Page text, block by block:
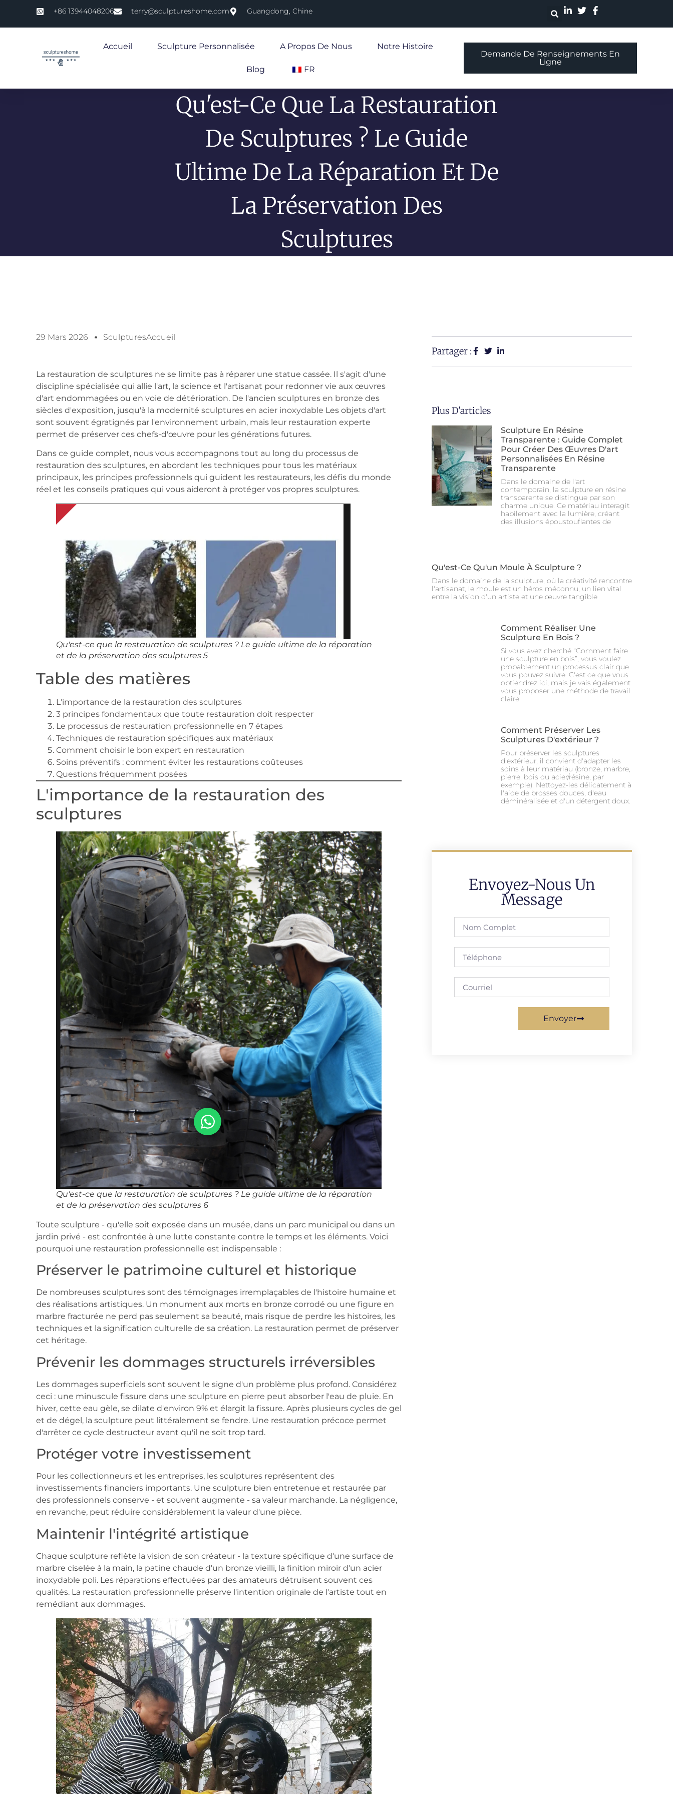
+86 13944048206 terry@sculptureshome.com Guangdong, Chine
Accueil Sculpture Personnalisée A Propos De Nous Notre Histoire
Blog FR
Demande De Renseignements En
Ligne
Qu'est-Ce Que La Restauration
De Sculptures ? Le Guide
Ultime De La Réparation Et De
La Préservation Des
Sculptures
29 Mars 2026 SculpturesAccueil
La restauration de sculptures ne se limite pas à réparer une statue cassée. Il s'agit d'une
discipline spécialisée qui allie l'art, la science et l'artisanat pour redonner vie aux œuvres
d'art endommagées ou en voie de détérioration. De l'ancien sculptures en bronze des
siècles d'exposition, jusqu'à la modernité sculptures en acier inoxydable Les objets d'art
sont souvent égratignés par l'environnement urbain, mais leur restauration experte
permet de préserver ces chefs-d'œuvre pour les générations futures.
Dans ce guide complet, nous vous accompagnons tout au long du processus de
restauration des sculptures, en abordant les techniques pour tous les matériaux
principaux, les principes professionnels qui guident les restaurateurs, les défis du monde
réel et les conseils pratiques qui vous aideront à protéger vos propres sculptures.
Qu'est-ce que la restauration de sculptures ? Le guide ultime de la réparation
et de la préservation des sculptures 5
Table des matières
L'importance de la restauration des sculptures
3 principes fondamentaux que toute restauration doit respecter
Le processus de restauration professionnelle en 7 étapes
Techniques de restauration spécifiques aux matériaux
Comment choisir le bon expert en restauration
Soins préventifs : comment éviter les restaurations coûteuses
Questions fréquemment posées
L'importance de la restauration des
sculptures
Qu'est-ce que la restauration de sculptures ? Le guide ultime de la réparation
et de la préservation des sculptures 6
Toute sculpture - qu'elle soit exposée dans un musée, dans un parc municipal ou dans un
jardin privé - est confrontée à une lutte constante contre le temps et les éléments. Voici
pourquoi une restauration professionnelle est indispensable :
Préserver le patrimoine culturel et historique
De nombreuses sculptures sont des témoignages irremplaçables de l'histoire humaine et
des réalisations artistiques. Un monument aux morts en bronze corrodé ou une figure en
marbre fracturée ne perd pas seulement sa beauté, mais risque de perdre les histoires, les
techniques et la signification culturelle de sa création. La restauration permet de préserver
cet héritage.
Prévenir les dommages structurels irréversibles
Les dommages superficiels sont souvent le signe d'un problème plus profond. Considérez
ceci : une minuscule fissure dans une sculpture en pierre peut absorber l'eau de pluie. En
hiver, cette eau gèle, se dilate d'environ 9% et élargit la fissure. Après plusieurs cycles de gel
et de dégel, la sculpture peut littéralement se fendre. Une restauration précoce permet
d'arrêter ce cycle destructeur avant qu'il ne soit trop tard.
Protéger votre investissement
Pour les collectionneurs et les entreprises, les sculptures représentent des
investissements financiers importants. Une sculpture bien entretenue et restaurée par
des professionnels conserve - et souvent augmente - sa valeur marchande. La négligence,
en revanche, peut réduire considérablement la valeur d'une pièce.
Maintenir l'intégrité artistique
Chaque sculpture reflète la vision de son créateur - la texture spécifique d'une surface de
marbre ciselée à la main, la patine chaude d'un bronze vieilli, la finition miroir d'un acier
inoxydable poli. Les réparations effectuées par des amateurs détruisent souvent ces
qualités. La restauration professionnelle préserve l'intention originale de l'artiste tout en
remédiant aux dommages.
Partager :
Plus D'articles
Sculpture En Résine
Transparente : Guide Complet
Pour Créer Des Œuvres D'art
Personnalisées En Résine
Transparente
Dans le domaine de l'art
contemporain, la sculpture en résine
transparente se distingue par son
charme unique. Ce matériau interagit
habilement avec la lumière, créant
des illusions époustouflantes de
Qu'est-Ce Qu'un Moule À Sculpture ?
Dans le domaine de la sculpture, où la créativité rencontre
l'artisanat, le moule est un héros méconnu, un lien vital
entre la vision d'un artiste et une œuvre tangible
Comment Réaliser Une
Sculpture En Bois ?
Si vous avez cherché “Comment faire
une sculpture en bois”, vous voulez
probablement un processus clair que
vous pouvez suivre. C'est ce que vous
obtiendrez ici, mais je vais également
vous proposer une méthode de travail
claire.
Comment Préserver Les
Sculptures D'extérieur ?
Pour préserver les sculptures
d'extérieur, il convient d'adapter les
soins à leur matériau (bronze, marbre,
pierre, bois ou acier/résine, par
exemple). Nettoyez-les délicatement à
l'aide de brosses douces, d'eau
déminéralisée et d'un détergent doux.
Envoyez-Nous Un
Message
Envoyer